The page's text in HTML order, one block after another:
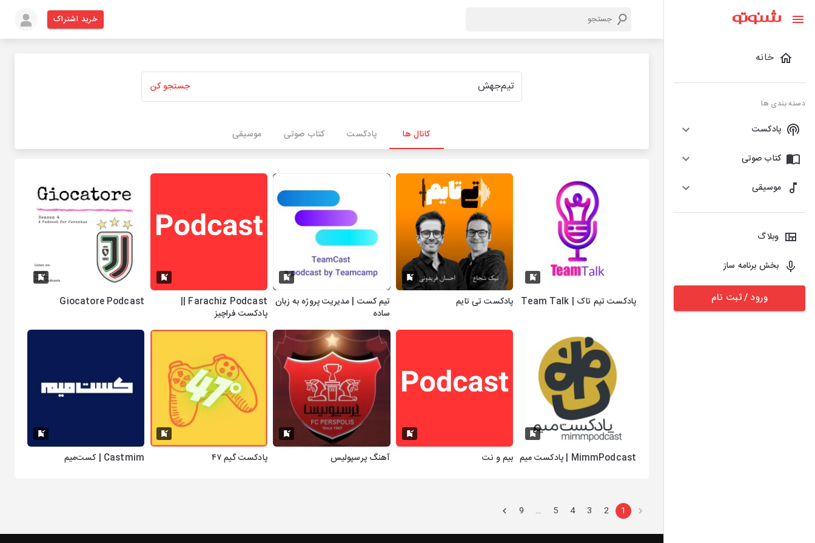
خانه
دسته بندی ها
پادکست
کتاب صوتی
موسیقی
وبلاگ
بخش برنامه ساز
ورود / ثبت نام
خرید اشتراک
جستجو کن
کانال ها پادکست کتاب صوتی موسیقی
پادکست تیم‌ تاک | Team Talk پادکست تی تایم
تیم کست | مدیریت پروژه به زبان
ساده
Farachiz Podcast ||
پادکست فراچیز
Giocatore Podcast
MimmPodcast | پادکست میم بیم و‌ نت آهنگ پرسپولیس پادکست گیم ۴۷ Castmim | کست‌میم
1
2
3
4
5
…
9